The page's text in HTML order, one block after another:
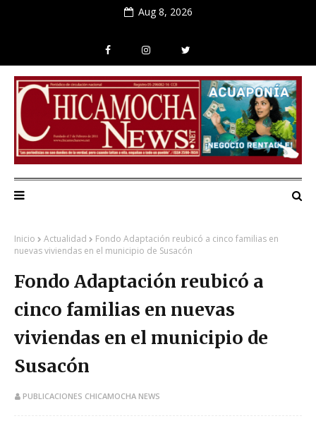
Aug 8, 2026
Inicio Actualidad
Fondo Adaptación reubicó a cinco familias en
nuevas viviendas en el municipio de Susacón
Fondo Adaptación reubicó a
cinco familias en nuevas
viviendas en el municipio de
Susacón
PUBLICACIONES CHICAMOCHA NEWS